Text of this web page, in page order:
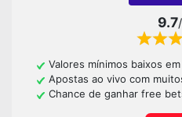
9.7
Valores mínimos baixos
Apostas ao vivo com
Chance de ganhar free